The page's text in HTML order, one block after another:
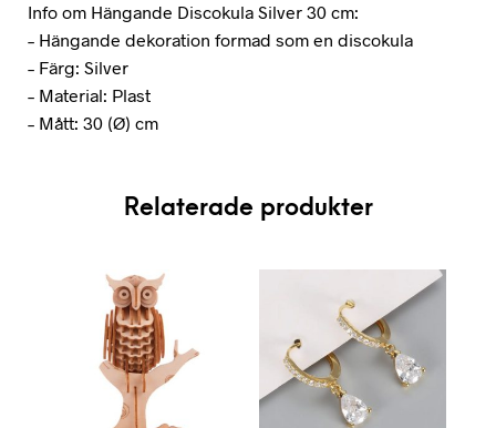
Info om Hängande Discokula Silver 30 cm:
– Hängande dekoration formad som en discokula
– Färg: Silver
– Material: Plast
– Mått: 30 (Ø) cm
Relaterade produkter